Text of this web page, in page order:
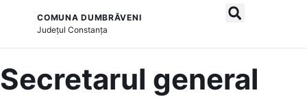
COMUNA DUMBRĂVENI
JudețulConstanța
Secretarul general